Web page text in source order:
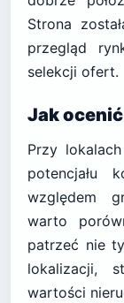
Strona
przegląd
selekcji ofert.
Jak
Przy
potencjału
względem
warto
patrzeć nie
lokalizacji,
wartości